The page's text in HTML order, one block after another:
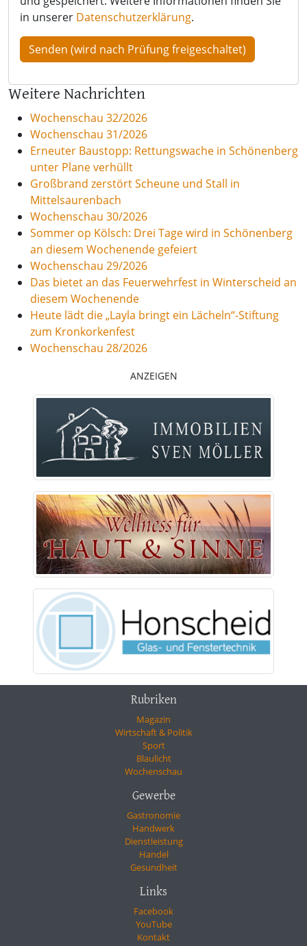
in unserer Datenschutzerklärung.
Weitere Nachrichten
Wochenschau 32/2026
Wochenschau 31/2026
Erneuter Baustopp: Rettungswache in Schönenberg
unter Plane verhüllt
Großbrand zerstört Scheune und Stall in
Mittelsaurenbach
Wochenschau 30/2026
Sommer op Kölsch: Drei Tage wird in Schönenberg
an diesem Wochenende gefeiert
Wochenschau 29/2026
Das bietet an das Feuerwehrfest in Winterscheid an
diesem Wochenende
Heute lädt die „Layla bringt ein Lächeln“-Stiftung
zum Kronkorkenfest
Wochenschau 28/2026
ANZEIGEN
Rubriken
Magazin
Wirtschaft & Politik
Sport
Blaulicht
Wochenschau
Gewerbe
Gastronomie
Handwerk
Dienstleistung
Handel
Gesundheit
Links
Facebook
YouTube
Kontakt